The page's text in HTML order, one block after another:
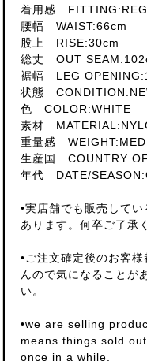
着用感
腰幅 WAIST:66cm
股上 RISE:30cm
総丈 OUT
裾幅 LEG
状態
色 COLOR:WHITE
素材
重量感
生産国 COUNTRY
年代 DATE/
•実店舗でも販売して
あります。何卒ご了承
•ご注文確定後のお客
んので気になることが
い。
•we are selling
means things sold
once in a while.